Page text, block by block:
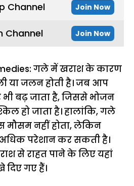
Channel Join Now
Channel Join Now
गले में खराश के कारण
या जलन होती है। जब आप
भी बढ़ जाता है, जिससे भोजन
हो जाता है। हालांकि, गले
मौसम नहीं होता, लेकिन
अधिक परेशान कर सकती है।
से राहत पाने के लिए यहां
दिए गए हैं।